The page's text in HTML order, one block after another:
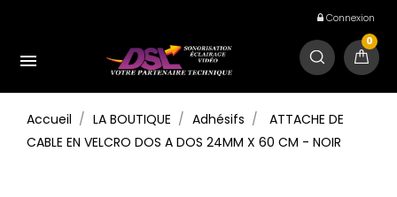
Connexion

0
Accueil LA BOUTIQUE Adhésifs
ATTACHE DE
CABLE EN VELCRO DOS A DOS 24MM X 60 CM - NOIR